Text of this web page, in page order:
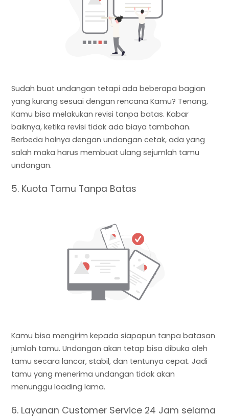
Sudah buat undangan tetapi ada beberapa bagian
yang kurang sesuai dengan rencana Kamu? Tenang,
Kamu bisa melakukan revisi tanpa batas. Kabar
baiknya, ketika revisi tidak ada biaya tambahan.
Berbeda halnya dengan undangan cetak, ada yang
salah maka harus membuat ulang sejumlah tamu
undangan.
5. Kuota Tamu Tanpa Batas
Kamu bisa mengirim kepada siapapun tanpa batasan
jumlah tamu. Undangan akan tetap bisa dibuka oleh
tamu secara lancar, stabil, dan tentunya cepat. Jadi
tamu yang menerima undangan tidak akan
menunggu loading lama.
6. Layanan Customer Service 24 Jam selama